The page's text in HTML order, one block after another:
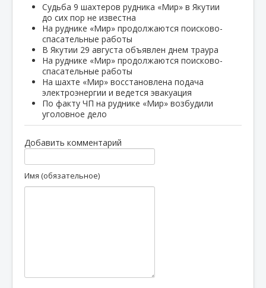
Судьба 9 шахтеров рудника «Мир» в Якутии
до сих пор не известна
На руднике «Мир» продолжаются поисково-
спасательные работы
В Якутии 29 августа объявлен днем траура
На руднике «Мир» продолжаются поисково-
спасательные работы
На шахте «Мир» восстановлена подача
электроэнергии и ведется эвакуация
По факту ЧП на руднике «Мир» возбудили
уголовное дело
Добавить комментарий
Имя (обязательное)